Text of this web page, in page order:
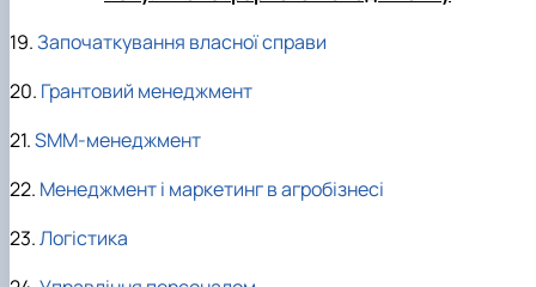
19.Започаткування власної справи
20. Грантовий менеджмент
21.SMM-менеджмент
22. Менеджмент і маркетинг в агробізнесі
23.Логістика